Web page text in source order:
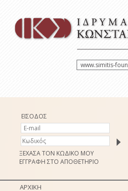
www.simitis-
ΕΙΣΟΔΟΣ
ΞΕΧΑΣΑ ΤΟΝ ΚΩΔΙΚΟ ΜΟΥ
ΕΓΓΡΑΦΗ ΣΤΟ ΑΠΟΘΕΤΗΡΙΟ
ΑΡΧΙΚΗ